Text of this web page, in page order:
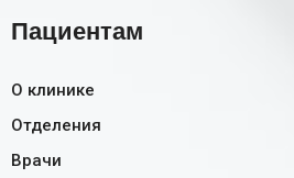
Пациентам
О клинике
Отделения
Врачи